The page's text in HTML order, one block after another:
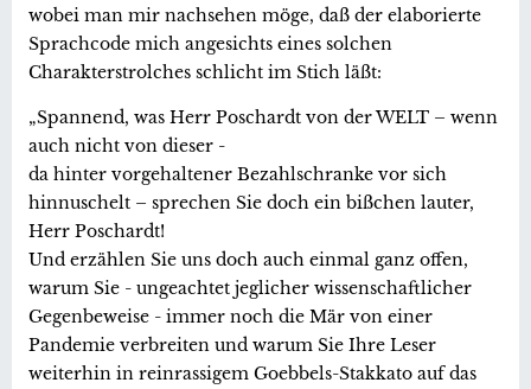
wobei man mir nachsehen möge, daß der elaborierte
Sprachcode mich angesichts eines solchen
Charakterstrolches schlicht im Stich läßt:
„Spannend, was Herr Poschardt von der WELT – wenn
auch nicht von dieser -
da hinter vorgehaltener Bezahlschranke vor sich
hinnuschelt – sprechen Sie doch ein bißchen lauter,
Herr Poschardt!
Und erzählen Sie uns doch auch einmal ganz offen,
warum Sie - ungeachtet jeglicher wissenschaftlicher
Gegenbeweise - immer noch die Mär von einer
Pandemie verbreiten und warum Sie Ihre Leser
weiterhin in reinrassigem Goebbels-Stakkato auf das